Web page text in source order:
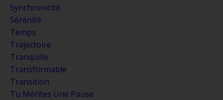
Synchronicité
Sérénité
Temps
Trajectoire
Tranquille
Transformable
Transition
Tu Mérites Une Pause